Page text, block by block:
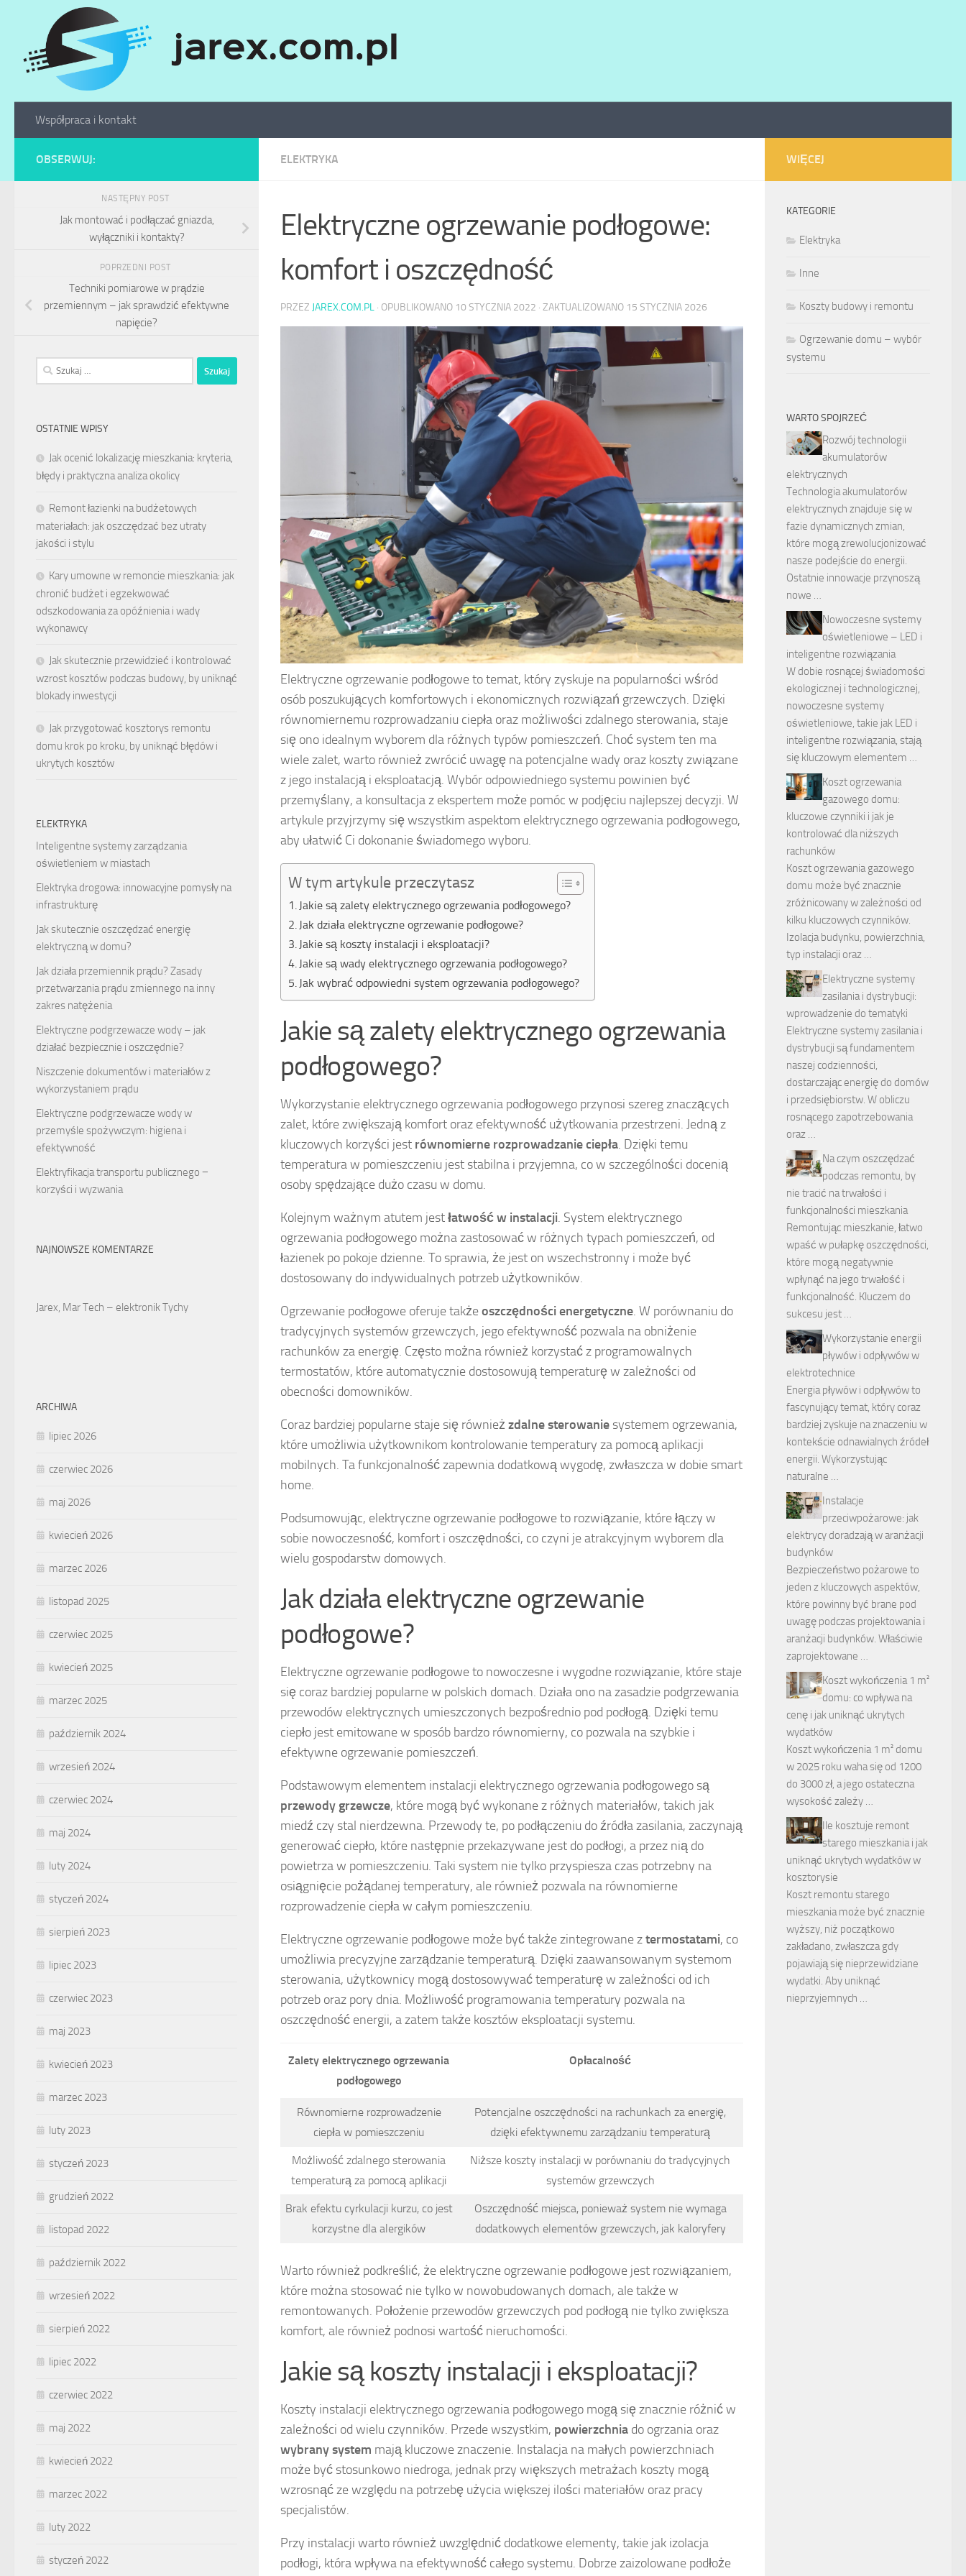
Skip to content
Współpraca i kontakt
ELEKTRYKA
Elektryczne ogrzewanie podłogowe:
komfort i oszczędność
PRZEZ JAREX.COM.PL · OPUBLIKOWANO 10 STYCZNIA 2022 · ZAKTUALIZOWANO 15 STYCZNIA 2026
Elektryczne ogrzewanie podłogowe to temat, który zyskuje na popularności wśród
osób poszukujących komfortowych i ekonomicznych rozwiązań grzewczych. Dzięki
równomiernemu rozprowadzaniu ciepła oraz możliwości zdalnego sterowania, staje
się ono idealnym wyborem dla różnych typów pomieszczeń. Choć system ten ma
wiele zalet, warto również zwrócić uwagę na potencjalne wady oraz koszty związane
z jego instalacją i eksploatacją. Wybór odpowiedniego systemu powinien być
przemyślany, a konsultacja z ekspertem może pomóc w podjęciu najlepszej decyzji. W
artykule przyjrzymy się wszystkim aspektom elektrycznego ogrzewania podłogowego,
aby ułatwić Ci dokonanie świadomego wyboru.
W tym artykule przeczytasz
Jakie są zalety elektrycznego ogrzewania podłogowego?
Jak działa elektryczne ogrzewanie podłogowe?
Jakie są koszty instalacji i eksploatacji?
Jakie są wady elektrycznego ogrzewania podłogowego?
Jak wybrać odpowiedni system ogrzewania podłogowego?
Jakie są zalety elektrycznego ogrzewania
podłogowego?
Wykorzystanie elektrycznego ogrzewania podłogowego przynosi szereg znaczących
zalet, które zwiększają komfort oraz efektywność użytkowania przestrzeni. Jedną z
kluczowych korzyści jest równomierne rozprowadzanie ciepła. Dzięki temu
temperatura w pomieszczeniu jest stabilna i przyjemna, co w szczególności docenią
osoby spędzające dużo czasu w domu.
Kolejnym ważnym atutem jestłatwość w instalacji. System elektrycznego
ogrzewania podłogowego można zastosować w różnych typach pomieszczeń, od
łazienek po pokoje dzienne. To sprawia, że jest on wszechstronny i może być
dostosowany do indywidualnych potrzeb użytkowników.
Ogrzewanie podłogowe oferuje takżeoszczędności energetyczne. W porównaniu do
tradycyjnych systemów grzewczych, jego efektywność pozwala na obniżenie
rachunków za energię. Często można również korzystać z programowalnych
termostatów, które automatycznie dostosowują temperaturę w zależności od
obecności domowników.
Coraz bardziej popularne staje się również zdalne sterowanie systemem ogrzewania,
które umożliwia użytkownikom kontrolowanie temperatury za pomocą aplikacji
mobilnych. Ta funkcjonalność zapewnia dodatkową wygodę, zwłaszcza w dobie smart
home.
Podsumowując, elektryczne ogrzewanie podłogowe to rozwiązanie, które łączy w
sobie nowoczesność, komfort i oszczędności, co czyni je atrakcyjnym wyborem dla
wielu gospodarstw domowych.
Jak działa elektryczne ogrzewanie
podłogowe?
Elektryczne ogrzewanie podłogowe to nowoczesne i wygodne rozwiązanie, które staje
się coraz bardziej popularne w polskich domach. Działa ono na zasadzie podgrzewania
przewodów elektrycznych umieszczonych bezpośrednio pod podłogą. Dzięki temu
ciepło jest emitowane w sposób bardzo równomierny, co pozwala na szybkie i
efektywne ogrzewanie pomieszczeń.
Podstawowym elementem instalacji elektrycznego ogrzewania podłogowego są
przewody grzewcze, które mogą być wykonane z różnych materiałów, takich jak
miedź czy stal nierdzewna. Przewody te, po podłączeniu do źródła zasilania, zaczynają
generować ciepło, które następnie przekazywane jest do podłogi, a przez nią do
powietrza w pomieszczeniu. Taki system nie tylko przyspiesza czas potrzebny na
osiągnięcie pożądanej temperatury, ale również pozwala na równomierne
rozprowadzenie ciepła w całym pomieszczeniu.
Elektryczne ogrzewanie podłogowe może być także zintegrowane ztermostatami, co
umożliwia precyzyjne zarządzanie temperaturą. Dzięki zaawansowanym systemom
sterowania, użytkownicy mogą dostosowywać temperaturę w zależności od ich
potrzeb oraz pory dnia. Możliwość programowania temperatury pozwala na
oszczędność energii, a zatem także kosztów eksploatacji systemu.
Zalety elektrycznego ogrzewania
podłogowego
Opłacalność
Równomierne rozprowadzenie
ciepła w pomieszczeniu
Potencjalne oszczędności na rachunkach za energię,
dzięki efektywnemu zarządzaniu temperaturą
Możliwość zdalnego sterowania
temperaturą za pomocą aplikacji
Niższe koszty instalacji w porównaniu do tradycyjnych
systemów grzewczych
Brak efektu cyrkulacji kurzu, co jest
korzystne dla alergików
Oszczędność miejsca, ponieważ system nie wymaga
dodatkowych elementów grzewczych, jak kaloryfery
Warto również podkreślić, że elektryczne ogrzewanie podłogowe jest rozwiązaniem,
które można stosować nie tylko w nowobudowanych domach, ale także w
remontowanych. Położenie przewodów grzewczych pod podłogą nie tylko zwiększa
komfort, ale również podnosi wartość nieruchomości.
Jakie są koszty instalacji i eksploatacji?
Koszty instalacji elektrycznego ogrzewania podłogowego mogą się znacznie różnić w
zależności od wielu czynników. Przede wszystkim, powierzchnia do ogrzania oraz
wybrany system mają kluczowe znaczenie. Instalacja na małych powierzchniach
może być stosunkowo niedroga, jednak przy większych metrażach koszty mogą
wzrosnąć ze względu na potrzebę użycia większej ilości materiałów oraz pracy
specjalistów.
Przy instalacji warto również uwzględnić dodatkowe elementy, takie jak izolacja
podłogi, która wpływa na efektywność całego systemu. Dobrze zaizolowane podłoże
OBSERWUJ:
NASTĘPNY POST
Jak montować i podłączać gniazda,
wyłączniki i kontakty?
POPRZEDNI POST
Techniki pomiarowe w prądzie
przemiennym – jak sprawdzić efektywne
napięcie?
Szukaj:
OSTATNIE WPISY
Jak ocenić lokalizację mieszkania: kryteria,
błędy i praktyczna analiza okolicy
Remont łazienki na budżetowych
materiałach: jak oszczędzać bez utraty
jakości i stylu
Kary umowne w remoncie mieszkania: jak
chronić budżet i egzekwować
odszkodowania za opóźnienia i wady
wykonawcy
Jak skutecznie przewidzieć i kontrolować
wzrost kosztów podczas budowy, by uniknąć
blokady inwestycji
Jak przygotować kosztorys remontu
domu krok po kroku, by uniknąć błędów i
ukrytych kosztów
ELEKTRYKA
Inteligentne systemy zarządzania
oświetleniem w miastach
Elektryka drogowa: innowacyjne pomysły na
infrastrukturę
Jak skutecznie oszczędzać energię
elektryczną w domu?
Jak działa przemiennik prądu? Zasady
przetwarzania prądu zmiennego na inny
zakres natężenia
Elektryczne podgrzewacze wody – jak
działać bezpiecznie i oszczędnie?
Niszczenie dokumentów i materiałów z
wykorzystaniem prądu
Elektryczne podgrzewacze wody w
przemyśle spożywczym: higiena i
efektywność
Elektryfikacja transportu publicznego −
korzyści i wyzwania
NAJNOWSZE KOMENTARZE
Jarex, Mar Tech – elektronik Tychy
ARCHIWA
lipiec 2026
czerwiec 2026
maj 2026
kwiecień 2026
marzec 2026
listopad 2025
czerwiec 2025
kwiecień 2025
marzec 2025
październik 2024
wrzesień 2024
czerwiec 2024
maj 2024
luty 2024
styczeń 2024
sierpień 2023
lipiec 2023
czerwiec 2023
maj 2023
kwiecień 2023
marzec 2023
luty 2023
styczeń 2023
grudzień 2022
listopad 2022
październik 2022
wrzesień 2022
sierpień 2022
lipiec 2022
czerwiec 2022
maj 2022
kwiecień 2022
marzec 2022
luty 2022
styczeń 2022
WIĘCEJ
KATEGORIE
Elektryka
Inne
Koszty budowy i remontu
Ogrzewanie domu – wybór
systemu
WARTO SPOJRZEĆ
Rozwój technologii
akumulatorów
elektrycznych
Technologia akumulatorów
elektrycznych znajduje się w
fazie dynamicznych zmian,
które mogą zrewolucjonizować
nasze podejście do energii.
Ostatnie innowacje przynoszą
nowe …
Nowoczesne systemy
oświetleniowe – LED i
inteligentne rozwiązania
W dobie rosnącej świadomości
ekologicznej i technologicznej,
nowoczesne systemy
oświetleniowe, takie jak LED i
inteligentne rozwiązania, stają
się kluczowym elementem …
Koszt ogrzewania
gazowego domu:
kluczowe czynniki i jak je
kontrolować dla niższych
rachunków
Koszt ogrzewania gazowego
domu może być znacznie
zróżnicowany w zależności od
kilku kluczowych czynników.
Izolacja budynku, powierzchnia,
typ instalacji oraz …
Elektryczne systemy
zasilania i dystrybucji:
wprowadzenie do tematyki
Elektryczne systemy zasilania i
dystrybucji są fundamentem
naszej codzienności,
dostarczając energię do domów
i przedsiębiorstw. W obliczu
rosnącego zapotrzebowania
oraz …
Na czym oszczędzać
podczas remontu, by
nie tracić na trwałości i
funkcjonalności mieszkania
Remontując mieszkanie, łatwo
wpaść w pułapkę oszczędności,
które mogą negatywnie
wpłynąć na jego trwałość i
funkcjonalność. Kluczem do
sukcesu jest …
Wykorzystanie energii
pływów i odpływów w
elektrotechnice
Energia pływów i odpływów to
fascynujący temat, który coraz
bardziej zyskuje na znaczeniu w
kontekście odnawialnych źródeł
energii. Wykorzystując
naturalne …
Instalacje
przeciwpożarowe: jak
elektrycy doradzają w aranżacji
budynków
Bezpieczeństwo pożarowe to
jeden z kluczowych aspektów,
które powinny być brane pod
uwagę podczas projektowania i
aranżacji budynków. Właściwie
zaprojektowane …
Koszt wykończenia 1 m²
domu: co wpływa na
cenę i jak uniknąć ukrytych
wydatków
Koszt wykończenia 1 m² domu
w 2025 roku waha się od 1200
do 3000 zł, a jego ostateczna
wysokość zależy …
Ile kosztuje remont
starego mieszkania i jak
uniknąć ukrytych wydatków w
kosztorysie
Koszt remontu starego
mieszkania może być znacznie
wyższy, niż początkowo
zakładano, zwłaszcza gdy
pojawiają się nieprzewidziane
wydatki. Aby uniknąć
nieprzyjemnych …